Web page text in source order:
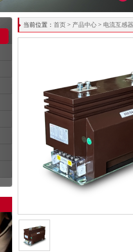
当前位置： 首页 > 产品中心 > 电流互感器